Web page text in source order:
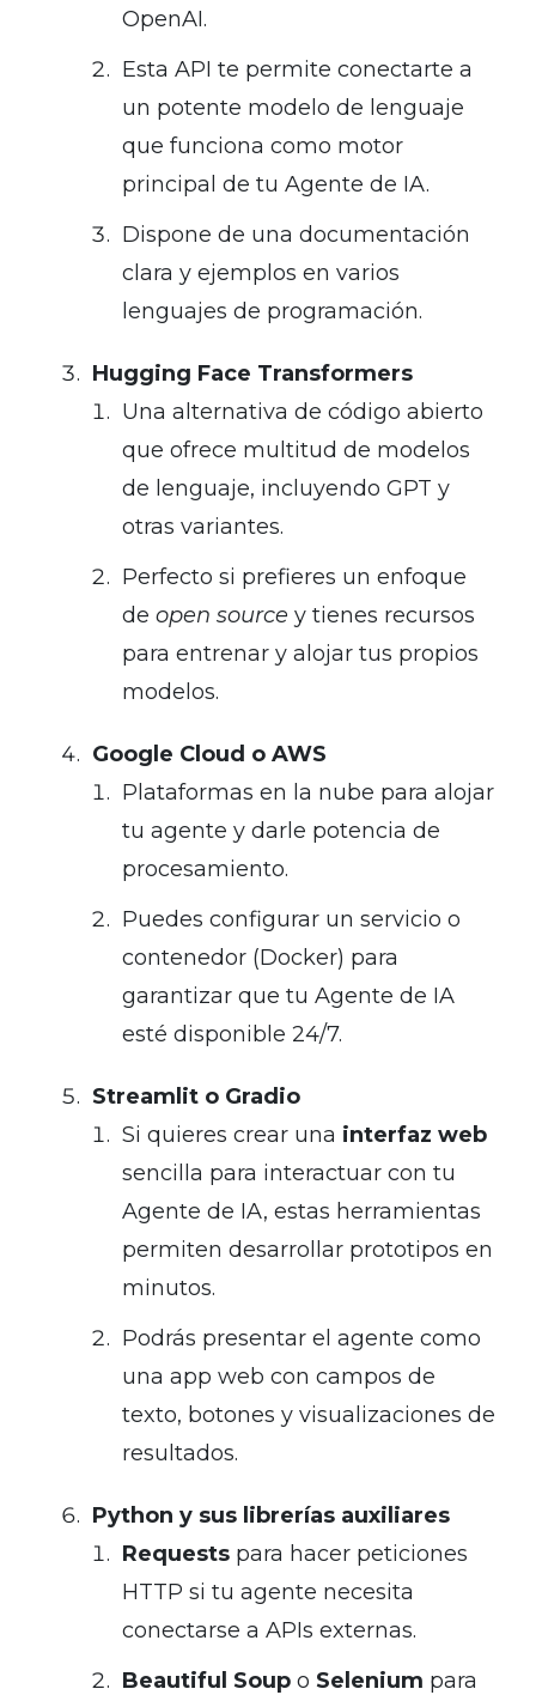
OpenAI.
Esta API te permite conectarte a
un potente modelo de lenguaje
que funciona como motor
principal de tu Agente de IA.
Dispone de una documentación
clara y ejemplos en varios
lenguajes de programación.
Hugging Face Transformers
Una alternativa de código abierto
que ofrece multitud de modelos
de lenguaje, incluyendo GPT y
otras variantes.
Perfecto si prefieres un enfoque
de open source y tienes recursos
para entrenar y alojar tus propios
modelos.
Google Cloud o AWS
Plataformas en la nube para alojar
tu agente y darle potencia de
procesamiento.
Puedes configurar un servicio o
contenedor (Docker) para
garantizar que tu Agente de IA
esté disponible 24/7.
Streamlit o Gradio
Si quieres crear una interfaz web
sencilla para interactuar con tu
Agente de IA, estas herramientas
permiten desarrollar prototipos en
minutos.
Podrás presentar el agente como
una app web con campos de
texto, botones y visualizaciones de
resultados.
Python y sus librerías auxiliares
Requests para hacer peticiones
HTTP si tu agente necesita
conectarse a APIs externas.
Beautiful Soup o Selenium para